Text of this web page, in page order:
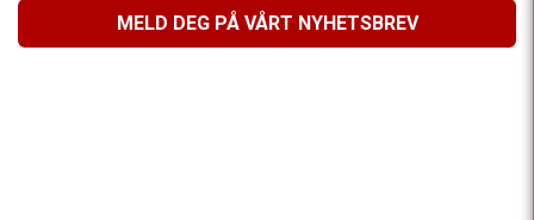
MELD DEG PÅ VÅRT NYHETSBREV